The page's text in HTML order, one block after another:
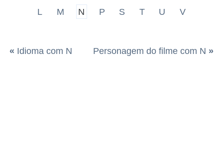
L
M N P S T U V
« Idioma com N Personagem do filme com N »